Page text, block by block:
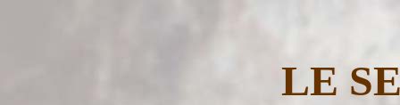
LE